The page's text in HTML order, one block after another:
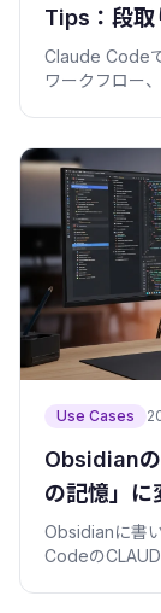
Tips：段取
Claude Code
ワークフロー
Use Cases
Obsidian
の記憶」に
Obsidianに書
Codeの